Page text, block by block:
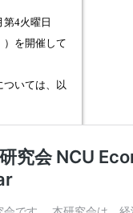
4火曜日
）を開催して
いては、以